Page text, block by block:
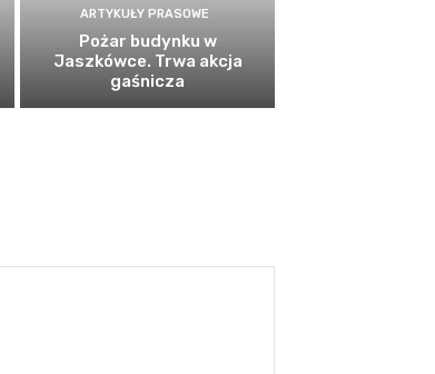
ARTYKUŁY PRASOWE
Pożar budynku w
Jaszkówce. Trwa akcja
gaśnicza